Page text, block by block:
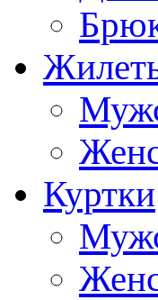
Куртки